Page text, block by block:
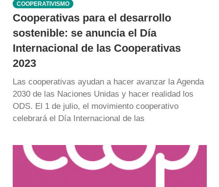
COOPERATIVISMO
Cooperativas para el desarrollo
sostenible: se anuncia el Día
Internacional de las Cooperativas
2023
Las cooperativas ayudan a hacer avanzar la Agenda
2030 de las Naciones Unidas y hacer realidad los
ODS. El 1 de julio, el movimiento cooperativo
celebrará el Día Internacional de las